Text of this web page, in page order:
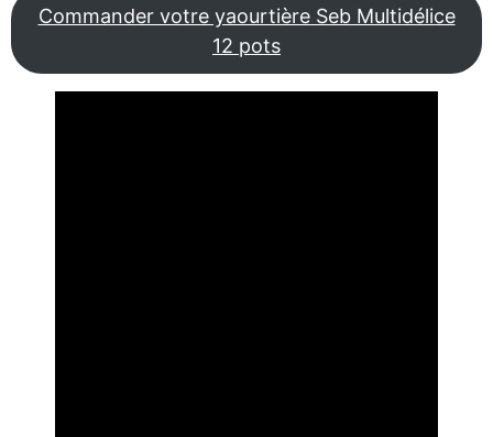
Commander votre yaourtière Seb Multidélice
12 pots